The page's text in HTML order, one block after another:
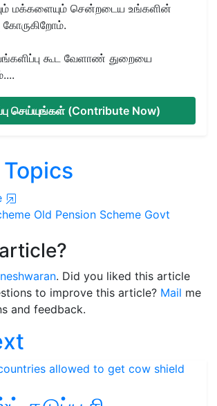
மக்களையும் சென்றடைய உங்களின்
கூட வேளாண் துறையை
செய்யுங்கள் (Contribute Now)
Old Pension Scheme Govt
. Did you liked this article
to improve this article? Mail me
and feedback.